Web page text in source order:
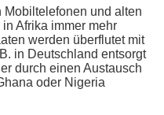
und alten
Afrika immer mehr
werden überflutet mit
in Deutschland entsorgt
durch einen Austausch
oder Nigeria